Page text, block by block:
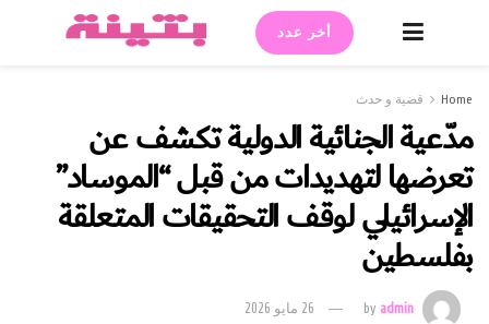
أخر عدد
Home قضية و حدث
مدّعية الجنائية الدولية تكشف عن
تعرضها لتهديدات من قبل “الموساد”
الإسرائيلي لوقف التحقيقات المتعلقة
بفلسطين
byadmin 26 مايو 2026